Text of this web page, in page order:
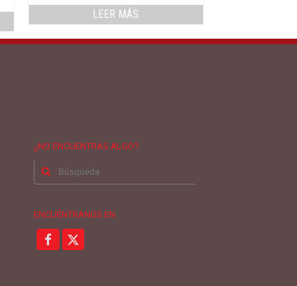
LEER MÁS
¿NO ENCUENTRAS ALGO?
Buscar
ENCUÉNTRANOS EN